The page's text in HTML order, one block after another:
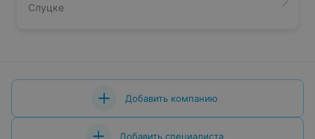
Слуцке
Добавить компанию
Добавить специалиста